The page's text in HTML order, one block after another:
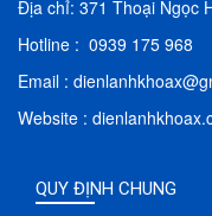
Địa chỉ: 371 Thoại Ngọc
Hotline : 0939 175 968
Email :
Website :
QUY ĐỊNH CHUNG